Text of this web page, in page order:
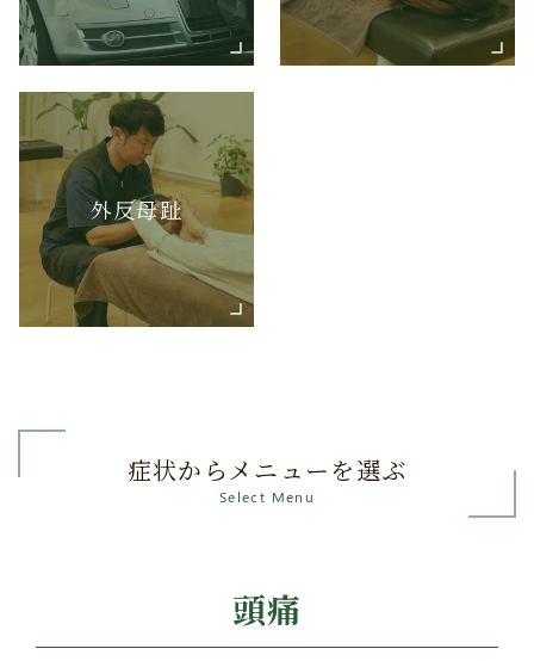
外反母趾
症状からメニューを選ぶ
Select Menu
頭痛